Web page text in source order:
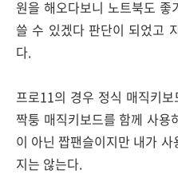
원을 해오다보니 노트북도
쓸 수 있겠다 판단이 되었고
다.
프로11의 경우 정식 매직키
짝퉁 매직키보드를 함께 사
이 아닌 짭팬슬이지만 내가
지는 않는다.